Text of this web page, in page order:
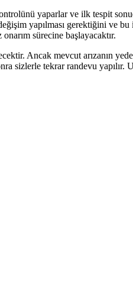
yaparlar ve ilk tespit
yapılması gerektiğini ve
sürecine başlayacaktır.
Ancak mevcut arızanın
sizlerle tekrar randevu yapılır.